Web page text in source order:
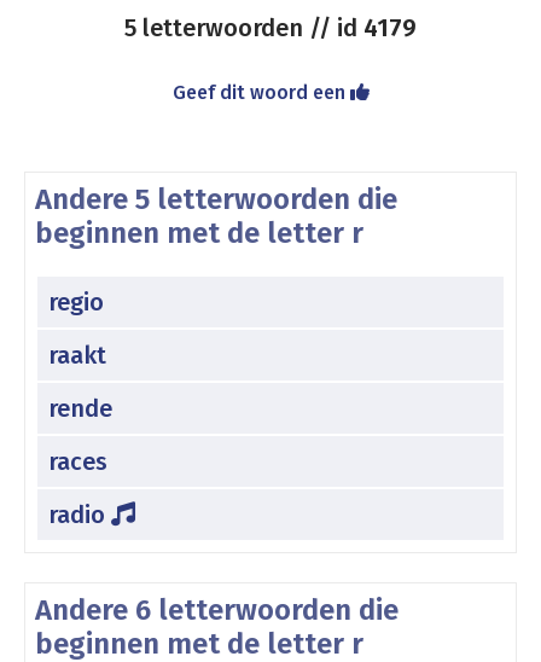
5 letterwoorden // id 4179
Geef dit woord een
Andere 5 letterwoorden die
beginnen met de letter r
regio
raakt
rende
races
radio
Andere 6 letterwoorden die
beginnen met de letter r